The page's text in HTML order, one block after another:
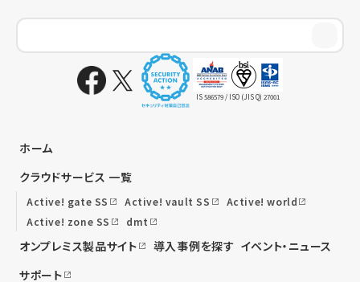
IS 586579 / ISO (JIS Q) 27001
ホーム
クラウドサービス 一覧
Active! gate SS Active! vault SS
Active! world
Active! zone SS
dmt
オンプレミス製品サイト 導入事例を探す イベント・ニュース
サポート